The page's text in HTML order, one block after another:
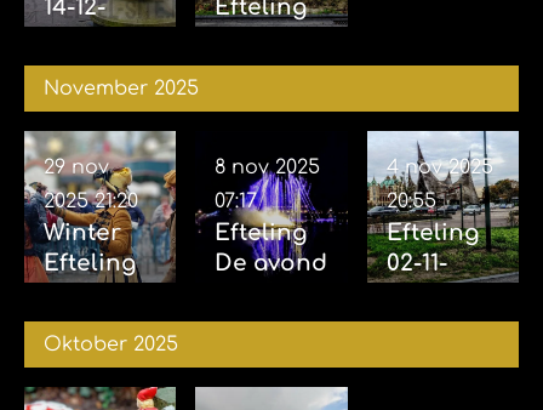
14-12-
Efteling
2025
November 2025
Winter
Efteling
2025
29 nov
2025 21:20
Efteling
De avond
vijf
07-11-2025
8 nov 2025
07:17
Efteling
02-11-
04-11-
4 nov 2025
20:55
Oktober 2025